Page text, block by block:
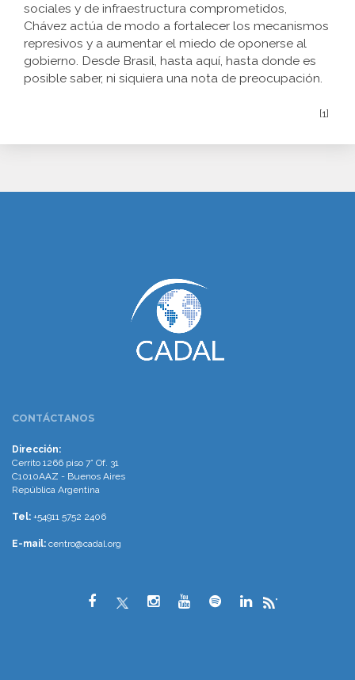
sociales y de infraestructura comprometidos,
Chávez actúa de modo a fortalecer los mecanismos
represivos y a aumentar el miedo de oponerse al
gobierno. Desde Brasil, hasta aquí, hasta donde es
posible saber, ni siquiera una nota de preocupación.
[1]
CONTÁCTANOS
Dirección:
Cerrito 1266 piso 7° Of. 31
C1010AAZ - Buenos Aires
República Argentina
Tel: +54911 5752 2406
E-mail: centro@cadal.org
"